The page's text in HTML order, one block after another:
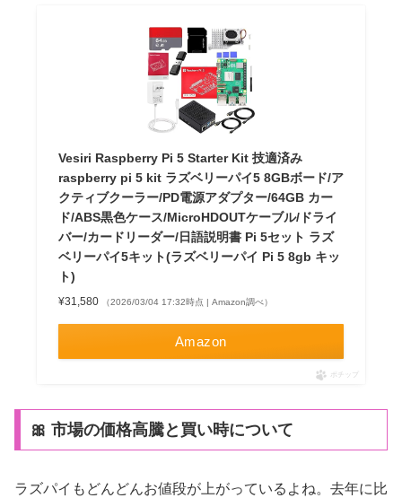
Vesiri Raspberry Pi 5 Starter Kit 技適済み
raspberry pi 5 kit ラズベリーパイ5 8GBボード/ア
クティブクーラー/PD電源アダプター/64GB カー
ド/ABS黒色ケース/MicroHDOUTケーブル/ドライ
バー/カードリーダー/日語説明書 Pi 5セット ラズ
ベリーパイ5キット(ラズベリーパイ Pi 5 8gb キッ
ト)
¥31,580 （2026/03/04 17:32時点 | Amazon調べ）
Amazon
ポチップ
🎀 市場の価格高騰と買い時について
ラズパイもどんどんお値段が上がっているよね。去年に比